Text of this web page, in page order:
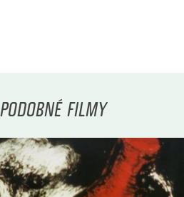
PODOBNÉ FILMY